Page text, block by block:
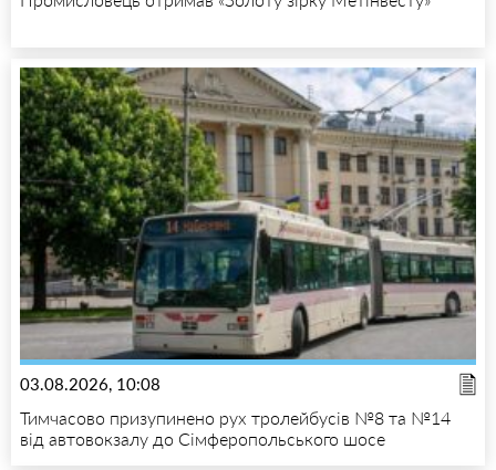
03.08.2026, 10:08
Тимчасово призупинено рух тролейбусів №8 та №14
від автовокзалу до Сімферопольського шосе